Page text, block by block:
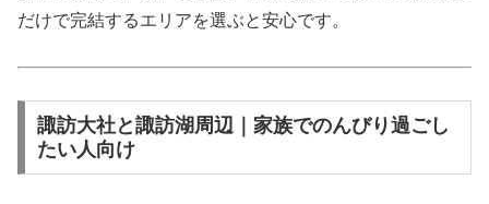
だけで完結するエリアを選ぶと安心です。
諏訪大社と諏訪湖周辺｜家族でのんびり過ごし
たい人向け